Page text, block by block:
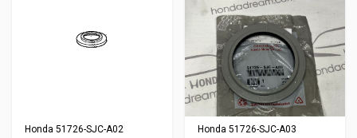
Honda 51726-SJC-A02 Honda 51726-SJC-A03